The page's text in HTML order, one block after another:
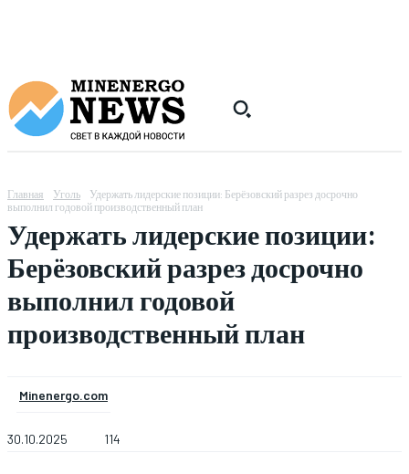
Главная Уголь
Удержать лидерские позиции: Берёзовский разрез досрочно
выполнил годовой производственный план
Удержать лидерские позиции:
Берёзовский разрез досрочно
выполнил годовой
производственный план
Minenergo.com
30.10.2025 114